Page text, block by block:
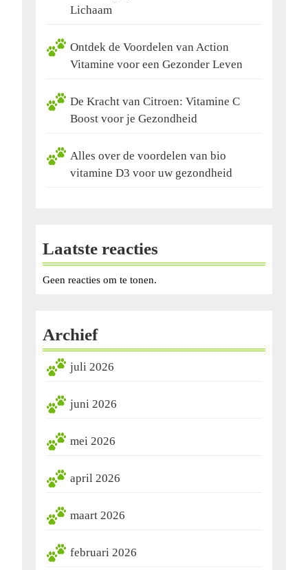
Lichaam
Ontdek de Voordelen van Action
Vitamine voor een Gezonder Leven
De Kracht van Citroen: Vitamine C
Boost voor je Gezondheid
Alles over de voordelen van bio
vitamine D3 voor uw gezondheid
Laatste reacties
Geen reacties om te tonen.
Archief
juli 2026
juni 2026
mei 2026
april 2026
maart 2026
februari 2026